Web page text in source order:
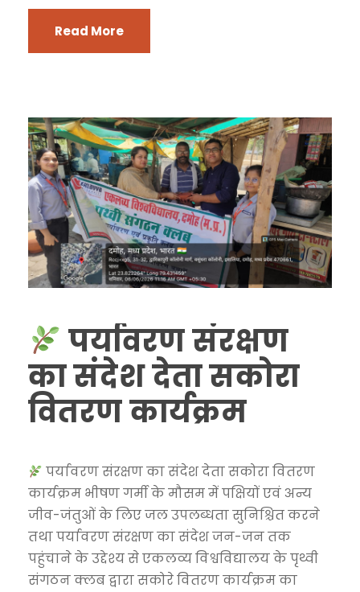
Read More
पर्यावरण संरक्षण
का संदेश देता सकोरा
वितरण कार्यक्रम
पर्यावरण संरक्षण का संदेश देता सकोरा वितरण
कार्यक्रम भीषण गर्मी के मौसम में पक्षियों एवं अन्य
जीव-जंतुओं के लिए जल उपलब्धता सुनिश्चित करने
तथा पर्यावरण संरक्षण का संदेश जन-जन तक
पहुंचाने के उद्देश्य से एकलव्य विश्वविद्यालय के पृथ्वी
संगठन क्लब द्वारा सकोरे वितरण कार्यक्रम का